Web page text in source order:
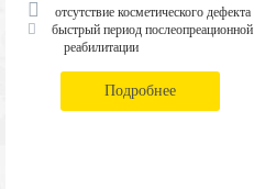
отсутствие косметического дефекта
быстрый период послеопреационной
реабилитации
Подробнее